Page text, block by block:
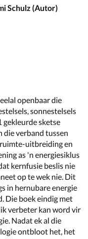
Schulz (Autor)
openbaar die
sonnestelsels
gekleurde sketse
die verband tussen
uitbreiding en
as 'n energiesiklus
kernfusie beslis nie
op te wek nie. Dit
in hernubare energie
Die boek eindig met
verbeter kan word vir
Nadat ek al die
ontbloot het, het